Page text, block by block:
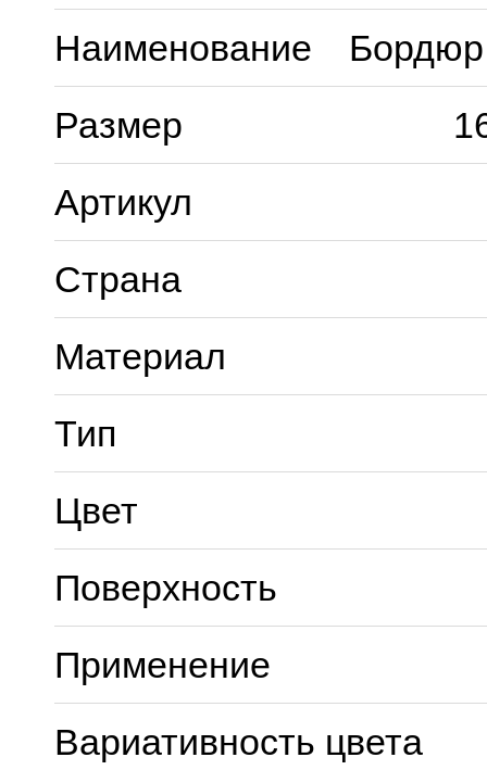
Наименование
Бордюр
Размер
Артикул
Страна
Материал
Тип
Цвет
Поверхность
Применение
Вариативность цвета